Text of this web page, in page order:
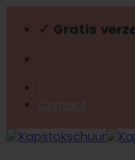
naar
✓ Gratis